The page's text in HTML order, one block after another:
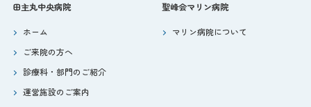
田主丸中央病院
ホーム
ご来院の方へ
診療科・部門のご紹介
運営施設のご案内
聖峰会マリン病院
マリン病院について